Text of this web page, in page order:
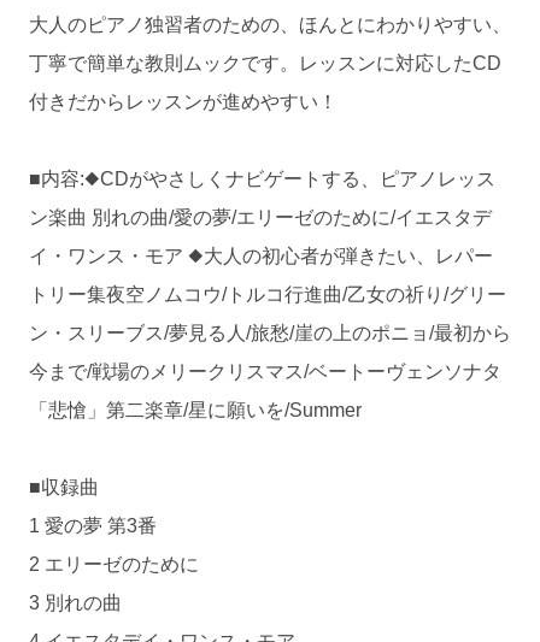
大人のピアノ独習者のための、ほんとにわかりやすい、
丁寧で簡単な教則ムックです。レッスンに対応したCD
付きだからレッスンが進めやすい！
■内容:◆CDがやさしくナビゲートする、ピアノレッス
ン楽曲 別れの曲/愛の夢/エリーゼのために/イエスタデ
イ・ワンス・モア ◆大人の初心者が弾きたい、レパー
トリー集夜空ノムコウ/トルコ行進曲/乙女の祈り/グリー
ン・スリーブス/夢見る人/旅愁/崖の上のポニョ/最初から
今まで/戦場のメリークリスマス/ベートーヴェンソナタ
「悲愴」第二楽章/星に願いを/Summer
■収録曲
1 愛の夢 第3番
2 エリーゼのために
3 別れの曲